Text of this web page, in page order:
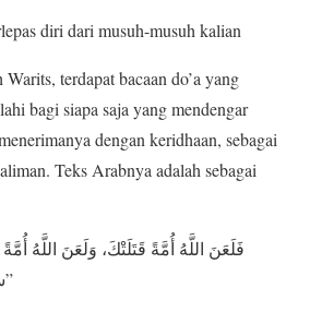
diri dari musuh-musuh kalian
terdapat bacaan do’a yang
bagi siapa saja yang mendengar
dengan keridhaan, sebagai
Teks Arabnya adalah sebagai
سَمِعَتْ بِذَلِكَ فَرَضِيَتْ بِهِ”